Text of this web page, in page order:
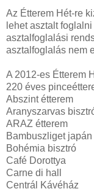
Az Étterem Hét-re
lehet asztalt
asztalfoglalási
asztalfoglalás nem
A 2012-es Étterem
220 éves
Abszint étterem
Aranyszarvas
ARAZ étterem
Bambuszliget japán
Bohémia bisztró
Café Dorottya
Carne di hall
Centrál Kávéház